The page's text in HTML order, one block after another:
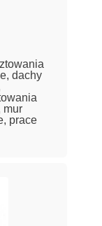
dachy
mur
prace